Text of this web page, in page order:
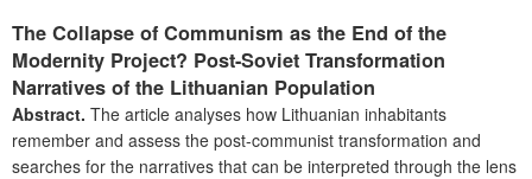
The Collapse of Communism as the End of the
Modernity Project? Post-Soviet Transformation
Narratives of the Lithuanian Population
Abstract. The article analyses how Lithuanian inhabitants
remember and assess the post-communist transformation and
searches for the narratives that can be interpreted through the lens